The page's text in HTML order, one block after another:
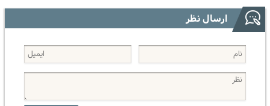
ارسال نظر